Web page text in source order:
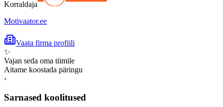
Korraldaja
Motivaator.ee
Vaata firma profiili
✨
Vajan seda oma tiimile
Aitame koostada päringu
›
Sarnased koolitused